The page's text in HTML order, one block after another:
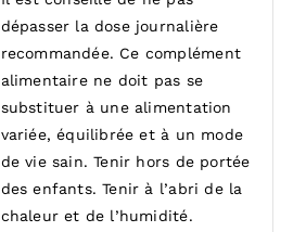
dépasser la dose journalière
recommandée. Ce complément
alimentaire ne doit pas se
substituer à une alimentation
variée, équilibrée et à un mode
de vie sain. Tenir hors de portée
des enfants. Tenir à l’abri de la
chaleur et de l’humidité.